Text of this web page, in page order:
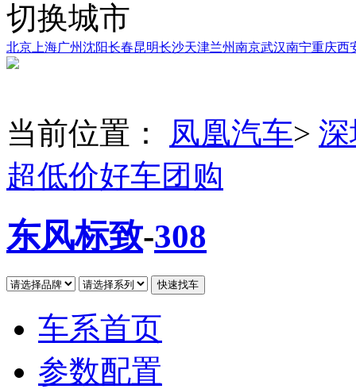
切换城市
北京 上海广州沈阳长春昆明长沙天津兰州南京武汉南宁重庆西
当前位置： 凤凰汽车>
超低价好车团购
东风标致-308
车系首页
参数配置